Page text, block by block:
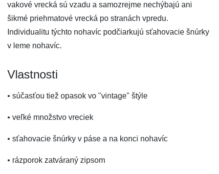
vakové vrecká sú vzadu a samozrejme nechýbajú ani
šikmé priehmatové vrecká po stranách vpredu.
Individualitu týchto nohavíc podčiarkujú sťahovacie šnúrky
v leme nohavíc.
Vlastnosti
• súčasťou tiež opasok vo "vintage" štýle
• veľké množstvo vreciek
• sťahovacie šnúrky v páse a na konci nohavíc
• rázporok zatváraný zipsom